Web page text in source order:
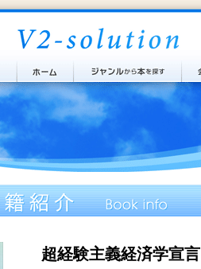
超経験主義経済学宣言